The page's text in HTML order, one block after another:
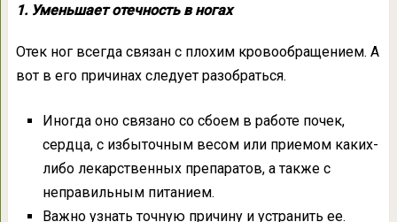
1. Уменьшает отечность в ногах
Отек ног всегда связан с плохим кровообращением. А
вот в его причинах следует разобраться.
Иногда оно связано со сбоем в работе почек,
сердца, с избыточным весом или приемом каких-
либо лекарственных препаратов, а также с
неправильным питанием.
Важно узнать точную причину и устранить ее.